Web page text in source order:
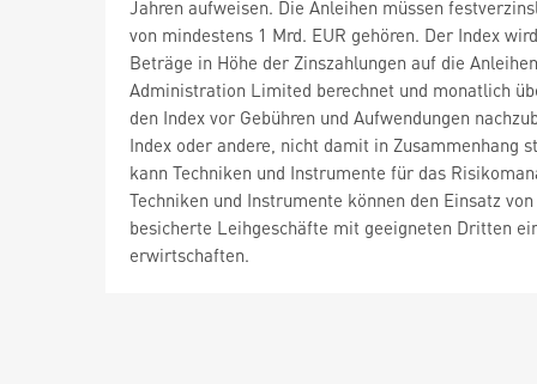
Jahren aufweisen. Die Anleihen müssen
von mindestens 1 Mrd. EUR gehören. Der Index
Beträge in Höhe der Zinszahlungen auf die
Administration Limited berechnet und monatlich
den Index vor Gebühren und Aufwendungen
Index oder andere, nicht damit in Zusammenhang
kann Techniken und Instrumente für das
Techniken und Instrumente können den Einsatz
besicherte Leihgeschäfte mit geeigneten Dritten
erwirtschaften.